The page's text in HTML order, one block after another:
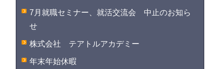
7月就職セミナー、就活交流会 中止のお知ら
せ
株式会社 テアトルアカデミー
年末年始休暇